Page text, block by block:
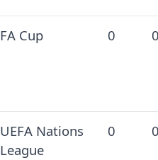
FA Cup 0
UEFA Nations
League
0